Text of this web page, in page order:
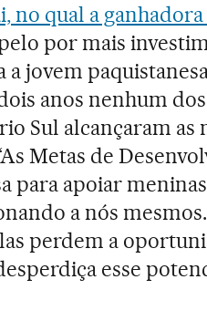
no qual a
por mais
a jovem
anos nenhum
Sul alcançaram as
Metas de
para apoiar
a nós
perdem a
esse